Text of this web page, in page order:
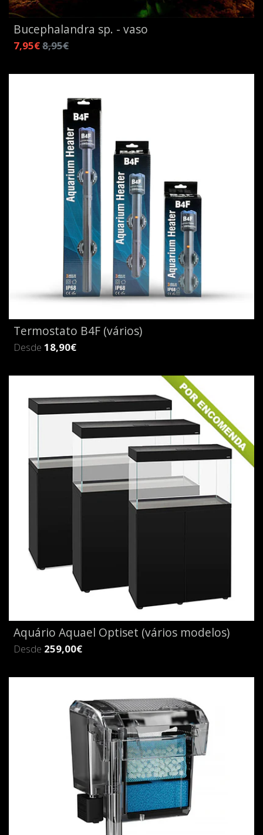
Bucephalandra sp. - vaso
7,95€8,95€
Termostato B4F (vários)
Desde 18,90€
Aquário Aquael Optiset (vários modelos)
Desde 259,00€